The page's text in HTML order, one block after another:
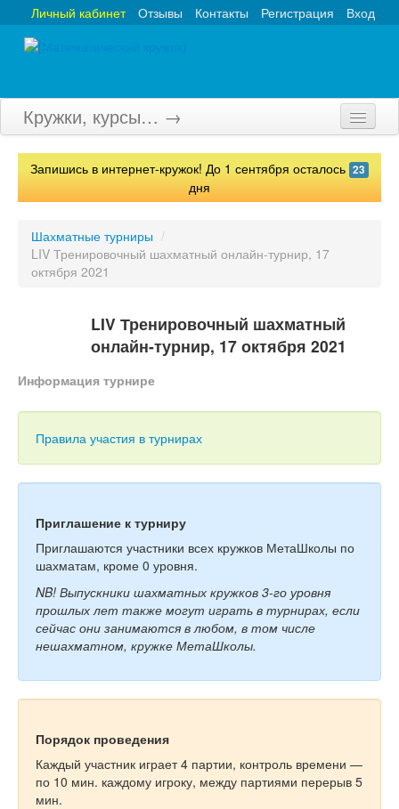
Вход
Регистрация
Контакты
Отзывы
Личный кабинет
Кружки, курсы… →
Главная
Олимпиады
Конкурсы
Книги
Запишись в интернет-кружок! До 1 сентября осталось 23
дня
Шахматные турниры /
LIV Тренировочный шахматный онлайн-турнир, 17
октября 2021
LIV Тренировочный шахматный
онлайн-турнир, 17 октября 2021
Информация турнире
Правила участия в турнирах
Приглашение к турниру
Приглашаются участники всех кружков МетаШколы по
шахматам, кроме 0 уровня.
NB! Выпускники шахматных кружков 3-го уровня
прошлых лет также могут играть в турнирах, если
сейчас они занимаются в любом, в том числе
нешахматном, кружке МетаШколы.
Порядок проведения
Каждый участник играет 4 партии, контроль времени —
по 10 мин. каждому игроку, между партиями перерыв 5
мин.